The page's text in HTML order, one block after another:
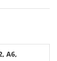
A6,